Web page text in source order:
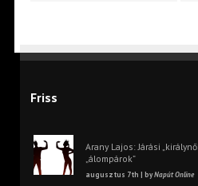
Friss
Arany Lajos: Járási
„álompárok”
augusztus 7th | byNapút Online